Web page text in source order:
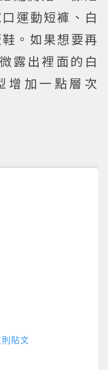
運動短褲、白
。如果想要再
露出裡面的白
增加一點層次
貼文